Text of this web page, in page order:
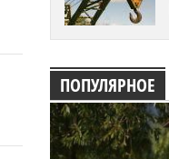
ПОПУЛЯРНОЕ